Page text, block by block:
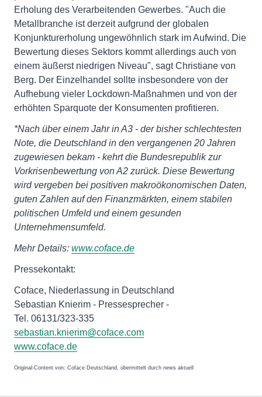
Erholung des Verarbeitenden Gewerbes. "Auch die
Metallbranche ist derzeit aufgrund der globalen
Konjunkturerholung ungewöhnlich stark im Aufwind. Die
Bewertung dieses Sektors kommt allerdings auch von
einem äußerst niedrigen Niveau", sagt Christiane von
Berg. Der Einzelhandel sollte insbesondere von der
Aufhebung vieler Lockdown-Maßnahmen und von der
erhöhten Sparquote der Konsumenten profitieren.
*Nach über einem Jahr in A3 - der bisher schlechtesten
Note, die Deutschland in den vergangenen 20 Jahren
zugewiesen bekam - kehrt die Bundesrepublik zur
Vorkrisenbewertung von A2 zurück. Diese Bewertung
wird vergeben bei positiven makroökonomischen Daten,
guten Zahlen auf den Finanzmärkten, einem stabilen
politischen Umfeld und einem gesunden
Unternehmensumfeld.
Mehr Details: www.coface.de
Pressekontakt:
Coface, Niederlassung in Deutschland
Sebastian Knierim - Pressesprecher -
Tel. 06131/323-335
sebastian.knierim@coface.com
www.coface.de
Original-Content von: Coface Deutschland, übermittelt durch news aktuell